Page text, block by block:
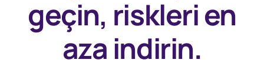
geçin, riskleri en
aza indirin.